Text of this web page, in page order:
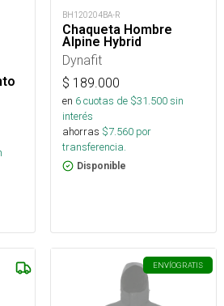
BH120204BA-R
Chaqueta Hombre
Alpine Hybrid
Dynafit
$ 189.000
en 6cuotas de $31.500sin
interés
ahorras $7.560 por
transferencia.
Disponible
ENVÍOGRATIS